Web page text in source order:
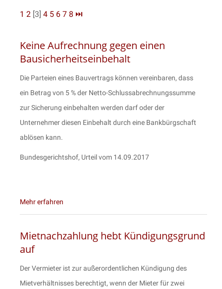
1 2 [3] 4 5 6 7 8 ⏭
Keine Aufrechnung gegen einen
Bausicherheitseinbehalt
Die Parteien eines Bauvertrags können vereinbaren, dass
ein Betrag von 5 % der Netto-Schlussabrechnungssumme
zur Sicherung einbehalten werden darf oder der
Unternehmer diesen Einbehalt durch eine Bankbürgschaft
ablösen kann.
Bundesgerichtshof, Urteil vom 14.09.2017
Mehr erfahren
Mietnachzahlung hebt Kündigungsgrund
auf
Der Vermieter ist zur außerordentlichen Kündigung des
Mietverhältnisses berechtigt, wenn der Mieter für zwei